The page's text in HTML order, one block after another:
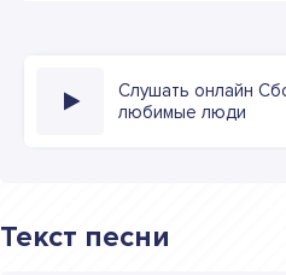
Слушать онлайн
любимые люди
Текст песни